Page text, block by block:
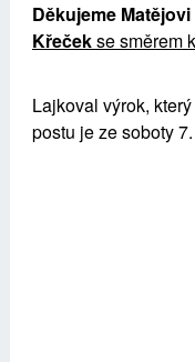
Děkujeme
Křečekse směrem
Lajkoval výrok,
postu je ze soboty